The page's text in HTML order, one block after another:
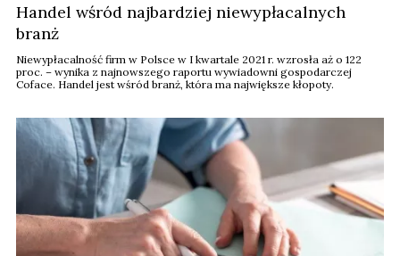
Handel wśród najbardziej niewypłacalnych
branż
Niewypłacalność firm w Polsce w I kwartale 2021 r. wzrosła aż o 122
proc. – wynika z najnowszego raportu wywiadowni gospodarczej
Coface. Handel jest wśród branż, która ma największe kłopoty.